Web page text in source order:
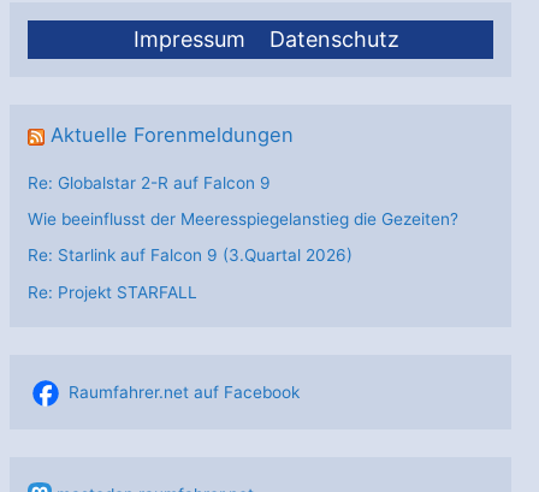
Impressum Datenschutz
Aktuelle Forenmeldungen
Re: Globalstar 2-R auf Falcon 9
Wie beeinflusst der Meeresspiegelanstieg die Gezeiten?
Re: Starlink auf Falcon 9 (3.Quartal 2026)
Re: Projekt STARFALL
Raumfahrer.net auf Facebook